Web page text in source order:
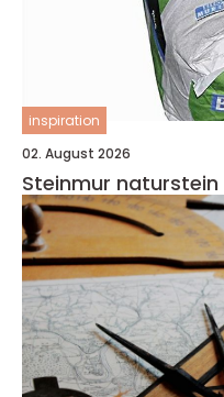
inspiration
02. August 2026